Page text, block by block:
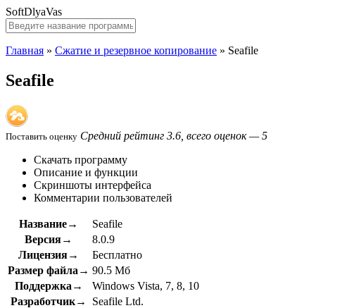
SoftDlyaVas
Главная » Сжатие и резервное копирование » Seafile
Seafile
Поставить оценку Средний рейтинг 3.6, всего оценок — 5
Скачать программу
Описание и функции
Скриншоты интерфейса
Комментарии пользователей
Название→
Seafile
Версия→
8.0.9
Лицензия→
Бесплатно
Размер файла→ 90.5 Мб
Поддержка→
Windows Vista, 7, 8, 10
Разработчик→
Seafile Ltd.